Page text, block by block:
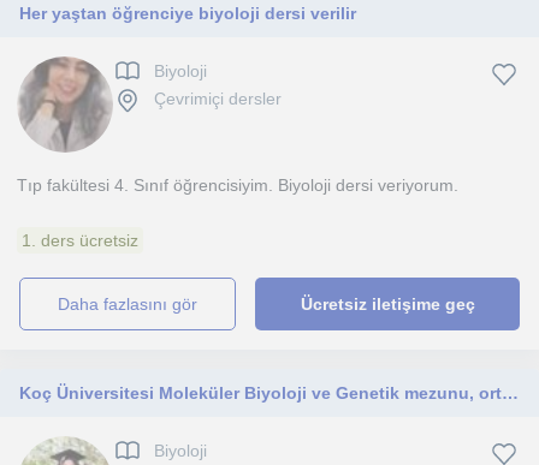
Her yaştan öğrenciye biyoloji dersi verilir
Biyoloji
Çevrimiçi dersler
Tıp fakültesi 4. Sınıf öğrencisiyim. Biyoloji dersi veriyorum.
1. ders ücretsiz
daha fazlasını gör Ücretsiz iletişime geç
Koç Üniversitesi Moleküler Biyoloji ve Genetik mezunu, ortaokul ve lise öğrencilerine yönelik çevrimiçi biyoloji dersleri veriyor.
Biyoloji